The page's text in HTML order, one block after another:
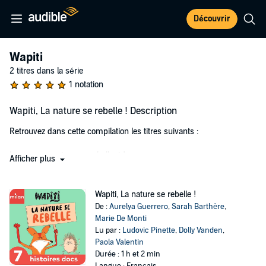
Découvrir
Wapiti
2 titres dans la série
1 notation
Wapiti, La nature se rebelle ! Description
Retrouvez dans cette compilation les titres suivants :
Les orangs-outans se rebellent !
Les chauves-souris se rebellent !
Les ours polaires se rebellent !
Les abeilles se rebellent !
Les éléphants se rebellent !
Les animaux en ont assez de voir mis en péril leur milieu naturel et
la survie de leur espèce, ils décident de prendre la parole et lancent
Afficher plus
Wapiti, La nature se rebelle !
De :Aurelya Guerrero,Sarah Barthère,
Marie De Monti
Lu par : Ludovic Pinette, Dolly Vanden,
Paola Valentin
Durée : 1 h et 2 min